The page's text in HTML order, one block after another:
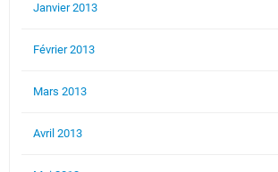
Janvier 2013
Février 2013
Mars 2013
Avril 2013